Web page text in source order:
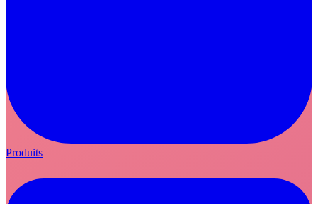
Produits